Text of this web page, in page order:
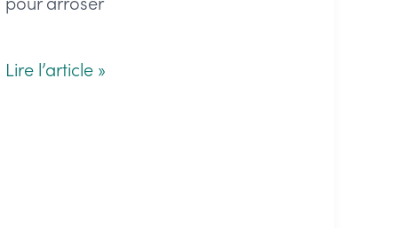
Les
Lire l’article »